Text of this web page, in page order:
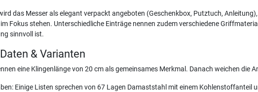
das Messer als elegant verpackt angeboten (Geschenkbox, Putztuch,
Fokus stehen. Unterschiedliche Einträge nennen zudem verschiedene
sinnvoll ist.
& Varianten
eine Klingenlänge von 20 cm als gemeinsames Merkmal. Danach weichen
Einige Listen sprechen von 67 Lagen Damaststahl mit einem